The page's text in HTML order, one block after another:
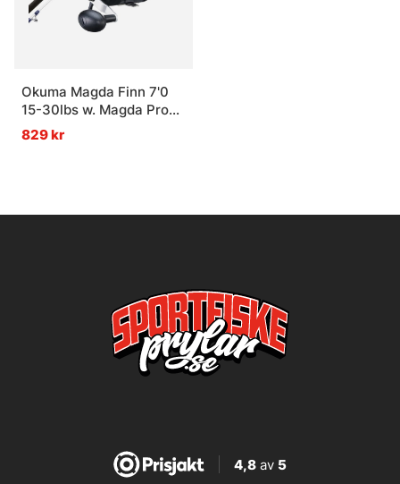
Okuma Magda Finn 7'0
15-30lbs w. Magda Pro
20DXT Trolling Combo
829 kr
4,8av 5